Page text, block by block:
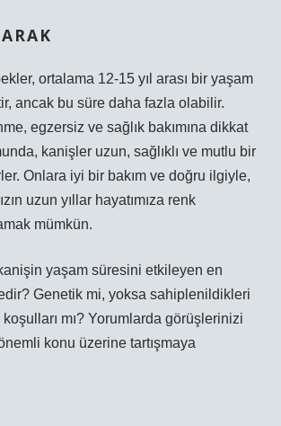
ortalama 12-15 yıl arası bir yaşam
ancak bu süre daha fazla olabilir.
egzersiz ve sağlık bakımına dikkat
kanişler uzun, sağlıklı ve mutlu bir
Onlara iyi bir bakım ve doğru ilgiyle,
uzun yıllar hayatımıza renk
mümkün.
yaşam süresini etkileyen en
Genetik mi, yoksa sahiplenildikleri
koşulları mı? Yorumlarda görüşlerinizi
konu üzerine tartışmaya